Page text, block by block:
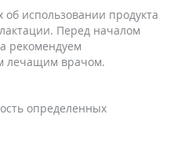
использовании продукта
Перед началом
рекомендуем
лечащим врачом.
определенных